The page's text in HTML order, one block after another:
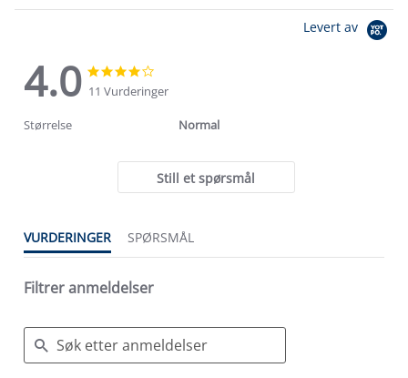
Levert av
4.0
4.0
star
rating
star
rating
11 Vurderinger
Størrelse Normal
Still et spørsmål
VURDERINGER SPØRSMÅL
Filtrer anmeldelser